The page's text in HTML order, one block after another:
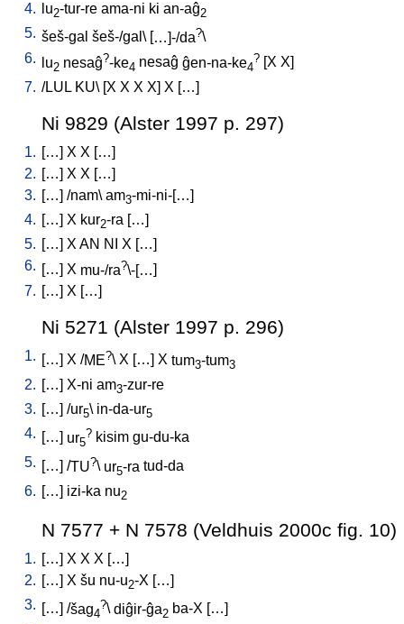
4. lu2-tur-re ama-ni ki an-aĝ2
5. šeš-gal šeš-/gal \ [ …]-/da?\
6.
lu2 nesaĝ?-ke4 nesaĝ ĝen-na-ke4
? X X
7. /LUL KU\ [X X X X] X […]
Ni 9829 (Alster 1997 p. 297)
1. […] X X […]
2. […] X X […]
3. […] /nam\ am3-mi-ni-[…]
4. […] X kur2-ra […]
5. […] X AN NI X […]
6.
… X mu-/ra?\-[…
7. […] X […]
Ni 5271 (Alster 1997 p. 296)
1. … X /ME?\X … X tum3-tum3
2. […] X-ni am3-zur-re
3. […] /ur5\ in-da-ur5
4. … ur5
? kisim gu-du-ka
5.
… ] /TU?\ ur5-ra tud-da
6. […] izi-ka nu2
N 7577 + N 7578 (Veldhuis 2000c fig. 10)
1. […] X X X […]
2. […] X šu nu-u2-X […]
3.
… ] /šag4
?\diĝir-ĝa2 ba-X …